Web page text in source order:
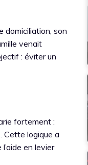
domiciliation, son
venait
: éviter un
fortement :
Cette logique a
en levier